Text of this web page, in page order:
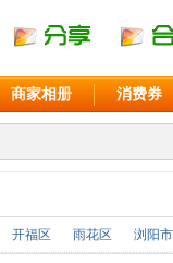
商家相册 消费券
开福区 雨花区 浏阳市